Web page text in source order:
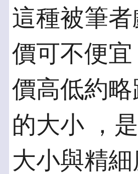
這種被筆
價可不便
價高低約
的大小 ，
大小與精